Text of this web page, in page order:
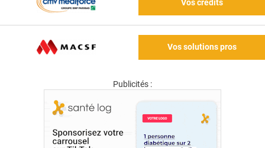
Vos crédits
Vos solutions pros
Publicités :